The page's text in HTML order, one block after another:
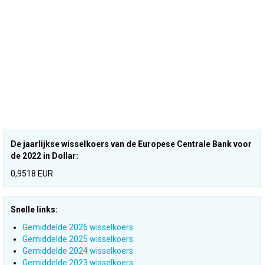
De jaarlijkse wisselkoers van de Europese Centrale Bank voor
de 2022 in Dollar:
0,9518 EUR
Snelle links:
Gemiddelde 2026 wisselkoers
Gemiddelde 2025 wisselkoers
Gemiddelde 2024 wisselkoers
Gemiddelde 2023 wisselkoers